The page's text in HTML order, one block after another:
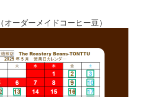
（オーダーメイドコーヒー豆）